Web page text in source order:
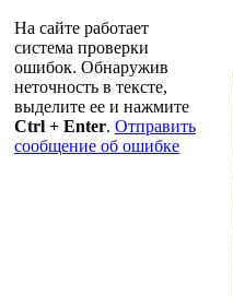
На сайте работает
система проверки
ошибок. Обнаружив
неточность в тексте,
выделите ее и нажмите
Ctrl + Enter. Отправить
сообщение об ошибке